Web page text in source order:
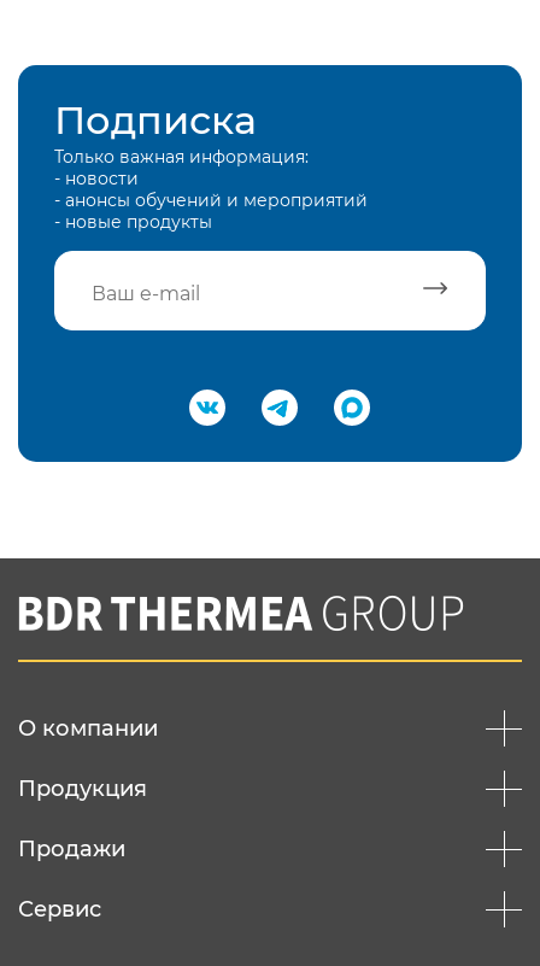
Подписка
Только важная информация:
- новости
- анонсы обучений и мероприятий
- новые продукты
Подтвердить e-mail
Вы соглашаетесь с нашей политикой
конфеденциальности
О компании
Продукция
Продажи
Сервис